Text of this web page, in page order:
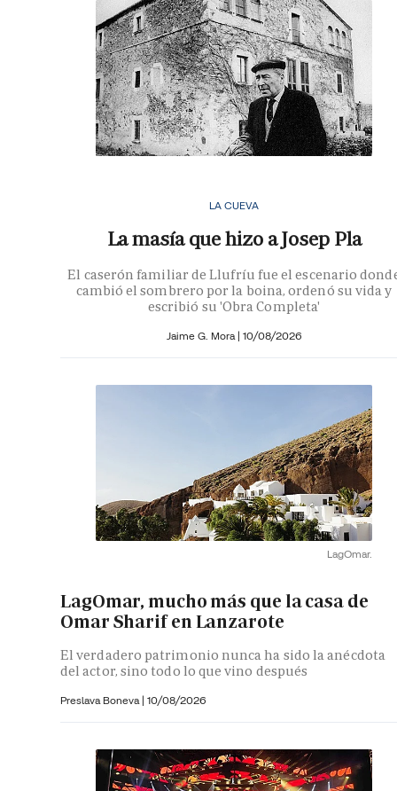
LA CUEVA
La masía que hizo a Josep Pla
El caserón familiar de Llufríu fue el escenario
cambió el sombrero por la boina, ordenó su vida y
escribió su 'Obra Completa'
Jaime G. Mora | 10/08/2026
LagOmar.
LagOmar, mucho más que la casa de
Omar Sharif en Lanzarote
El verdadero patrimonio nunca ha sido la anécdota
del actor, sino todo lo que vino después
Preslava Boneva | 10/08/2026